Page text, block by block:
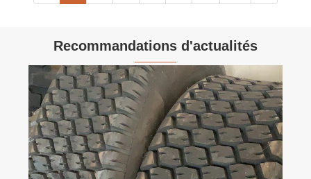
Recommandations d'actualités